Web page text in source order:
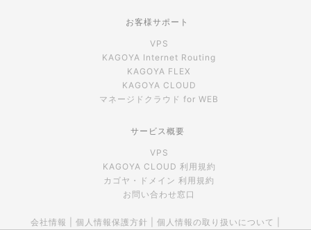
お客様サポート
VPS
KAGOYA Internet Routing
KAGOYA FLEX
KAGOYA CLOUD
マネージドクラウド for WEB
サービス概要
VPS
KAGOYA CLOUD 利用規約
カゴヤ・ドメイン 利用規約
お問い合わせ窓口
会社情報 個人情報保護方針 個人情報の取り扱いについて